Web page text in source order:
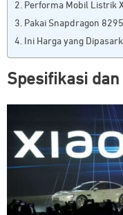
Performa Mobil Listrik
Pakai Snapdragon 8295
Ini Harga yang
Spesifikasi dan